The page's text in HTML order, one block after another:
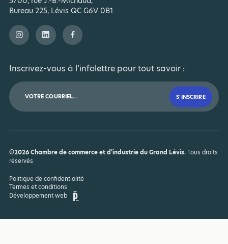
Bureau 225, Lévis QC G6V 0B1
Inscrivez-vous à l’infolettre pour tout savoir :
©2026 Chambre de commerce et d’industrie du Grand Lévis.Tous droits
réservés
Politique de confidentialité
Termes et conditions
Développement web